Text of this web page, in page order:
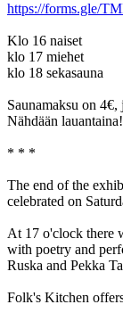
https://forms.gle/
Klo 16 naiset
klo 17 miehet
klo 18 sekasauna
Saunamaksu on
Nähdään lauantaina!
* * *
The end of the
celebrated on
At 17 o'clock there
with poetry and
Ruska and Pekka
Folk's Kitchen